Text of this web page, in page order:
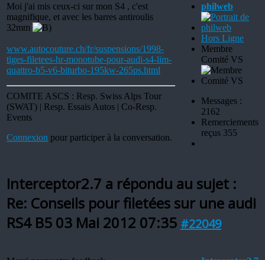
Moi j'ai mis ceux-ci sur mon S4 , c'est
magnifique, et avec les barres antiroulis
32mm
www.autocouture.ch/fr/suspensions/1998-
tiges-filetees-hr-monotube-pour-audi-s4-lim-
quattro-b5-v6-biturbo-195kw-265ps.html
COMITE ASCS : Resp. Swiss Alps Tour
(SWAT) | Resp. Essais Autos | Co-Resp.
Events
Connexion pour participer à la conversation.
philweb
Hors Ligne
Membre
Comité VS
Messages :
2162
Remerciements
reçus 355
Interceptor2.7 a répondu au sujet :
Re: Conseils pour filetées sur une audi
RS4 B5 03 Mai 2012 07:35 #22049